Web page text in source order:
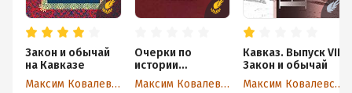
Закон и обычай
на Кавказе
Максим Ковалевский
Очерки по
истории
политических
учреждений
Максим Ковалевский
Кавказ. Выпуск VII.
Закон и обычай
Максим Ковалевский